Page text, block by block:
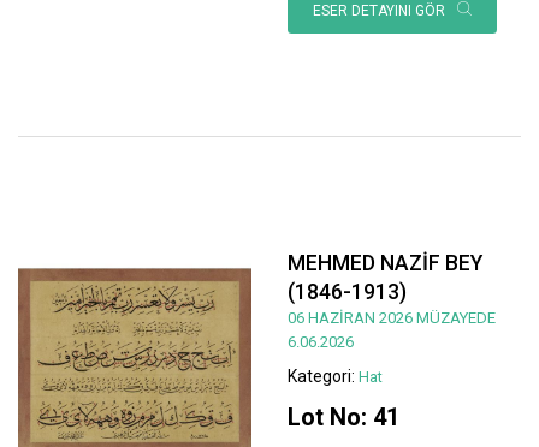
ESER DETAYINI GÖR
MEHMED NAZİF BEY
(1846-1913)
06 HAZİRAN 2026 MÜZAYEDE
6.06.2026
Kategori: Hat
Lot No: 41